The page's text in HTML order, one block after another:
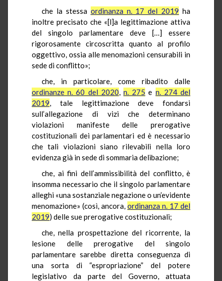
che la stessa ordinanza n. 17 del 2019 ha
inoltre precisato che «[l]a legittimazione attiva
del singolo parlamentare deve […] essere
rigorosamente circoscritta quanto al profilo
oggettivo, ossia alle menomazioni censurabili in
sede di conflitto»;
che, in particolare, come ribadito dalle
ordinanze n. 60 del 2020,n. 275 e n. 274 del
2019, tale legittimazione deve fondarsi
sull’allegazione di vizi che determinano
violazioni manifeste delle prerogative
costituzionali dei parlamentari ed è necessario
che tali violazioni siano rilevabili nella loro
evidenza già in sede di sommaria delibazione;
che, ai fini dell’ammissibilità del conflitto, è
insomma necessario che il singolo parlamentare
alleghi «una sostanziale negazione o un’evidente
menomazione» (così, ancora, ordinanza n. 17 del
2019) delle sue prerogative costituzionali;
che, nella prospettazione del ricorrente, la
lesione delle prerogative del singolo
parlamentare sarebbe diretta conseguenza di
una sorta di “espropriazione” del potere
legislativo da parte del Governo, attuata